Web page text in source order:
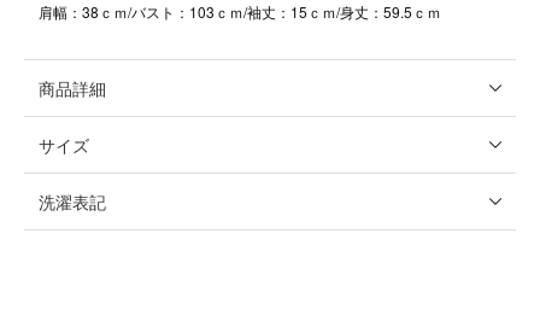
肩幅：38ｃｍ/バスト：103ｃｍ/袖丈：15ｃｍ/身丈：59.5ｃｍ
商品詳細
サイズ
洗濯表記